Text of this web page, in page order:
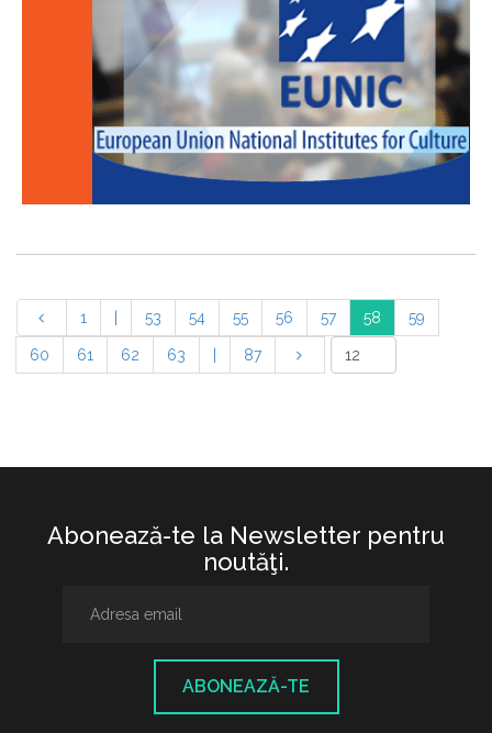
1 53 54 55 56 57 58 59
60 61 62 63 87
Abonează-te la Newsletter pentru
noutăţi.
ABONEAZĂ-TE